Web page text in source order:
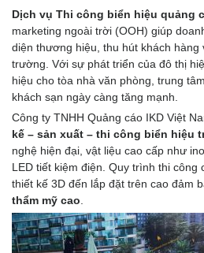
Dịch vụ Thi công biển hiệu quảng
marketing ngoài trời (OOH) giúp
diện thương hiệu, thu hút khách hàng
trường. Với sự phát triển của đô thị
hiệu cho tòa nhà văn phòng, trung
khách sạn ngày càng tăng mạnh.
Công ty TNHH Quảng cáo IKD Việt
kế – sản xuất – thi công biển hiệu
nghệ hiện đại, vật liệu cao cấp như
LED tiết kiệm điện. Quy trình thi công
thiết kế 3D đến lắp đặt trên cao đảm
thẩm mỹ cao